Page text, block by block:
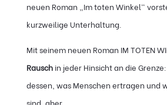
neuen Roman „Im toten Winkel“
kurzweilige Unterhaltung.
Mit seinem neuen Roman IM TOTEN
Rausch in jeder Hinsicht an die
dessen, was Menschen ertragen und
sind, aber